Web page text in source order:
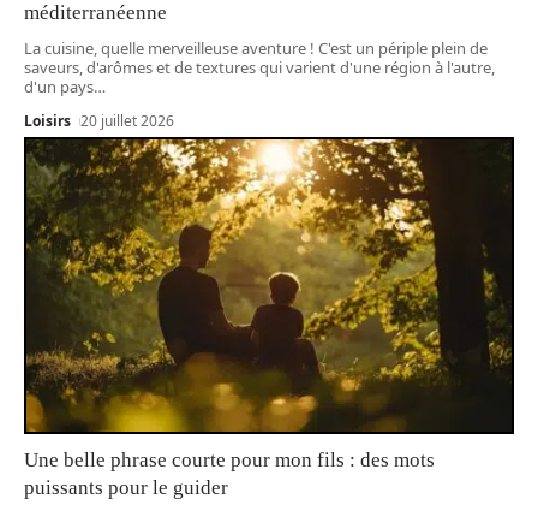
méditerranéenne
La cuisine, quelle merveilleuse aventure ! C'est un périple plein de
saveurs, d'arômes et de textures qui varient d'une région à l'autre,
d'un pays…
Loisirs 20 juillet 2026
Une belle phrase courte pour mon fils : des mots
puissants pour le guider